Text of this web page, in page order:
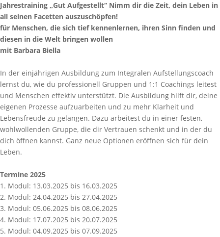
Jahrestraining „Gut Aufgestellt“ Nimm dir die Zeit, dein Leben in
all seinen Facetten auszuschöpfen!
für Menschen, die sich tief kennenlernen, ihren Sinn finden und
diesen in die Welt bringen wollen
mit Barbara Biella
In der einjährigen Ausbildung zum Integralen Aufstellungscoach
lernst du, wie du professionell Gruppen und 1:1 Coachings leitest
und Menschen effektiv unterstützt. Die Ausbildung hilft dir, deine
eigenen Prozesse aufzuarbeiten und zu mehr Klarheit und
Lebensfreude zu gelangen. Dazu arbeitest du in einer festen,
wohlwollenden Gruppe, die dir Vertrauen schenkt und in der du
dich öffnen kannst. Ganz neue Optionen eröffnen sich für dein
Leben.
Termine 2025
1. Modul: 13.03.2025 bis 16.03.2025
2. Modul: 24.04.2025 bis 27.04.2025
3. Modul: 05.06.2025 bis 08.06.2025
4. Modul: 17.07.2025 bis 20.07.2025
5. Modul: 04.09.2025 bis 07.09.2025